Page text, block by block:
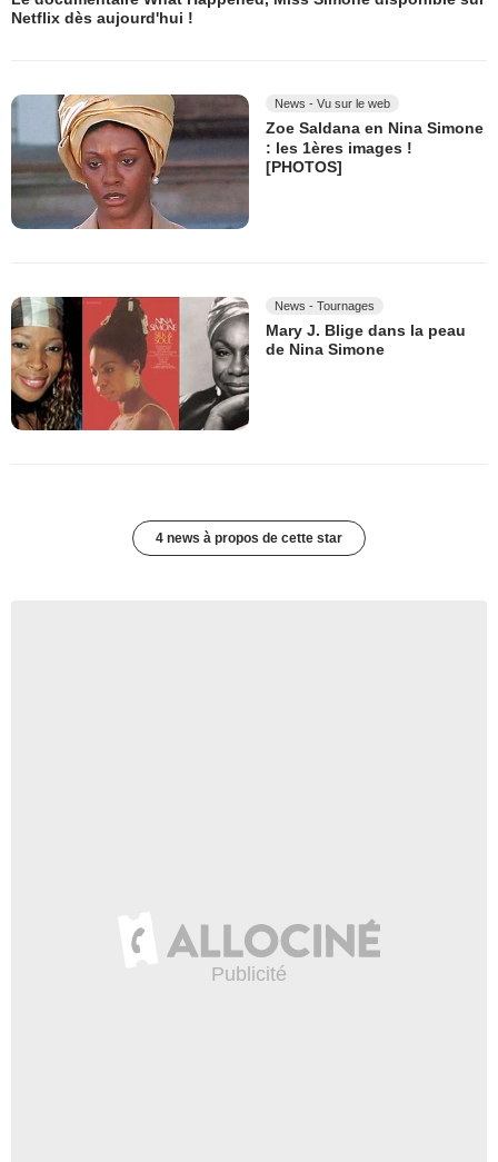
Netflix dès aujourd'hui !
News - Vu sur le web
Zoe Saldana en Nina Simone
: les 1ères images !
[PHOTOS]
News - Tournages
Mary J. Blige dans la peau
de Nina Simone
4 news à propos de cette star